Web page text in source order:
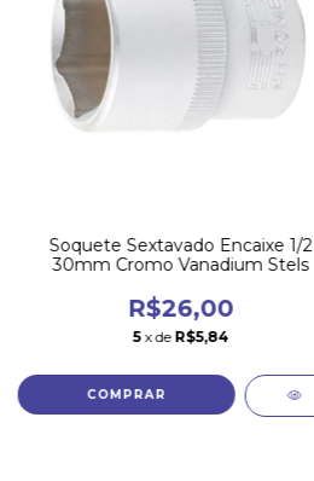
Soquete Sextavado Encaixe 1/2
30mm Cromo Vanadium Stels
R$26,00
5 x de R$5,84